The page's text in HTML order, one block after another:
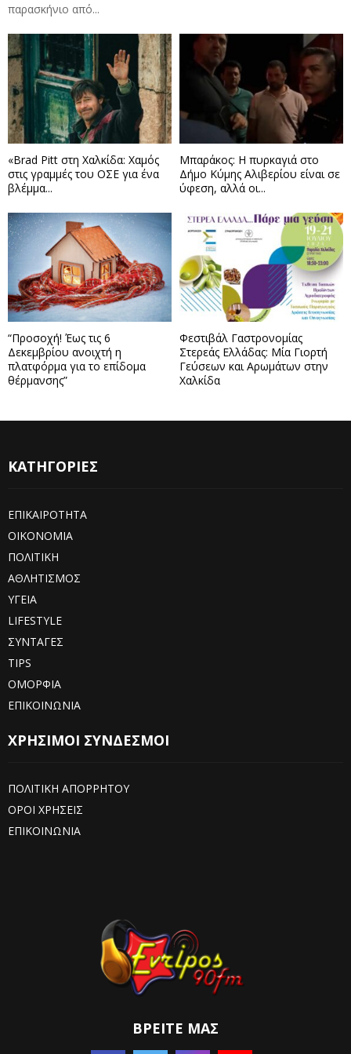
παρασκήνιο από...
«Brad Pitt στη Χαλκίδα: Χαμός
στις γραμμές του ΟΣΕ για ένα
βλέμμα...
Μπαράκος: Η πυρκαγιά στο
Δήμο Κύμης Αλιβερίου είναι σε
ύφεση, αλλά οι...
“Προσοχή! Έως τις 6
Δεκεμβρίου ανοιχτή η
πλατφόρμα για το επίδομα
θέρμανσης”
Φεστιβάλ Γαστρονομίας
Στερεάς Ελλάδας: Μία Γιορτή
Γεύσεων και Αρωμάτων στην
Χαλκίδα
ΚΑΤΗΓΟΡΙΕΣ
ΕΠΙΚΑΙΡΟΤΗΤΑ
ΟΙΚΟΝΟΜΙΑ
ΠΟΛΙΤΙΚΗ
ΑΘΛΗΤΙΣΜΟΣ
ΥΓΕΙΑ
LIFESTYLE
ΣΥΝΤΑΓΕΣ
TIPS
ΟΜΟΡΦΙΑ
ΕΠΙΚΟΙΝΩΝΙΑ
ΧΡΗΣΙΜΟΙ ΣΥΝΔΕΣΜΟΙ
ΠΟΛΙΤΙΚΗ ΑΠΟΡΡΗΤΟΥ
ΟΡΟΙ ΧΡΗΣΕΙΣ
ΕΠΙΚΟΙΝΩΝΙΑ
ΒΡΕΊΤΕ ΜΑΣ